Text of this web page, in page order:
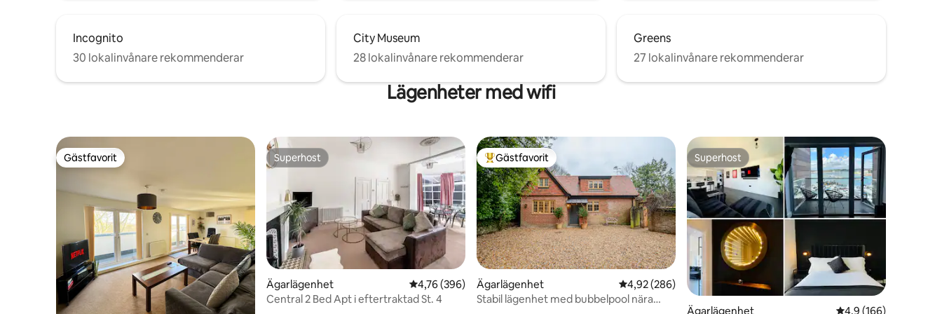
Incognito
30 lokalinvånare rekommenderar
City Museum
28 lokalinvånare rekommenderar
Greens
27 lokalinvånare rekommenderar
Lägenheter med wifi
Gästfavorit
Gästfavorit Superhost
Superhost
Ägarlägenhet 4,76 av 5 i genomsnittligt betyg, 396 omdömen
4,76 (396)
Central 2 Bed Apt i eftertraktad St. 4
Populär gästfavorit
Gästfavorit
Ägarlägenhet 4,92 av 5 i genomsnittligt betyg, 286 omdömen
4,92 (286)
Stabil lägenhet med bubbelpool nära
Superhost
Superhost
Ägarlägenhet 4,9 av 5 i
4,9 (166)